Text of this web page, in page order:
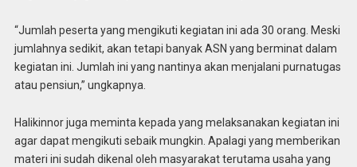
“Jumlah peserta yang mengikuti kegiatan ini ada 30 orang. Meski
jumlahnya sedikit, akan tetapi banyak ASN yang berminat dalam
kegiatan ini. Jumlah ini yang nantinya akan menjalani purnatugas
atau pensiun,” ungkapnya.
Halikinnor juga meminta kepada yang melaksanakan kegiatan ini
agar dapat mengikuti sebaik mungkin. Apalagi yang memberikan
materi ini sudah dikenal oleh masyarakat terutama usaha yang